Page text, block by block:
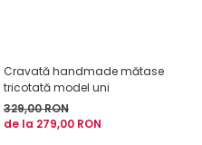
Cravată handmade mătase
tricotată model uni
329,00 RON
de la 279,00 RON